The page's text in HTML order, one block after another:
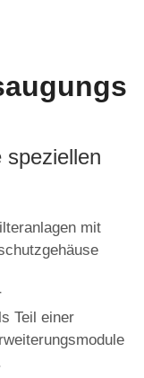
speziellen
mit
Teil einer